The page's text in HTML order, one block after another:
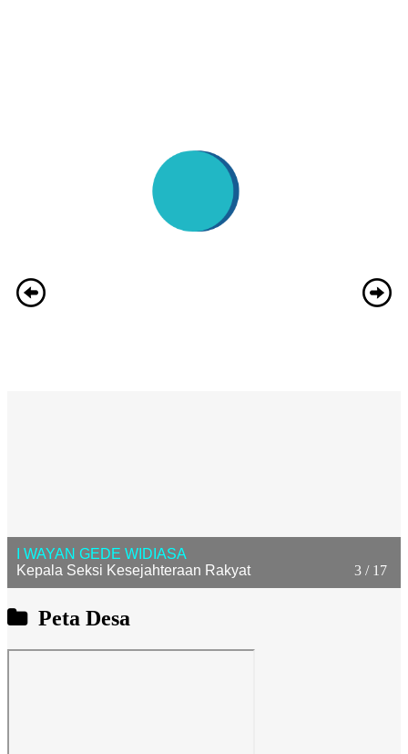
3 / 17
I WAYAN GEDE WIDIASA
Kepala Seksi Kesejahteraan Rakyat
Peta Desa